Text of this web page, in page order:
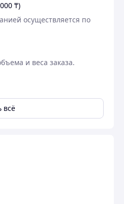
₸)
осуществляется по
и веса заказа.
всё